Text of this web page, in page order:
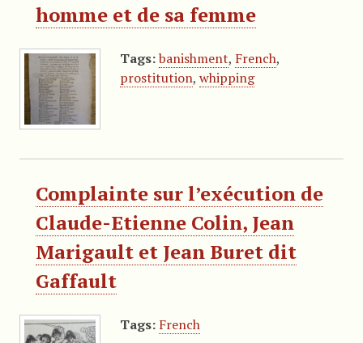
homme et de sa femme
Tags: banishment, French,
prostitution, whipping
Complainte sur l’exécution de
Claude-Etienne Colin, Jean
Marigault et Jean Buret dit
Gaffault
Tags: French